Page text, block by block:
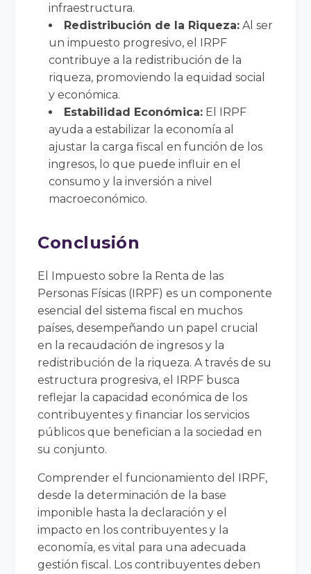
infraestructura.
Redistribución de la Riqueza: Al ser
un impuesto progresivo, el IRPF
contribuye a la redistribución de la
riqueza, promoviendo la equidad social
y económica.
Estabilidad Económica: El IRPF
ayuda a estabilizar la economía al
ajustar la carga fiscal en función de los
ingresos, lo que puede influir en el
consumo y la inversión a nivel
macroeconómico.
Conclusión
El Impuesto sobre la Renta de las
Personas Físicas (IRPF) es un componente
esencial del sistema fiscal en muchos
países, desempeñando un papel crucial
en la recaudación de ingresos y la
redistribución de la riqueza. A través de su
estructura progresiva, el IRPF busca
reflejar la capacidad económica de los
contribuyentes y financiar los servicios
públicos que benefician a la sociedad en
su conjunto.
Comprender el funcionamiento del IRPF,
desde la determinación de la base
imponible hasta la declaración y el
impacto en los contribuyentes y la
economía, es vital para una adecuada
gestión fiscal. Los contribuyentes deben